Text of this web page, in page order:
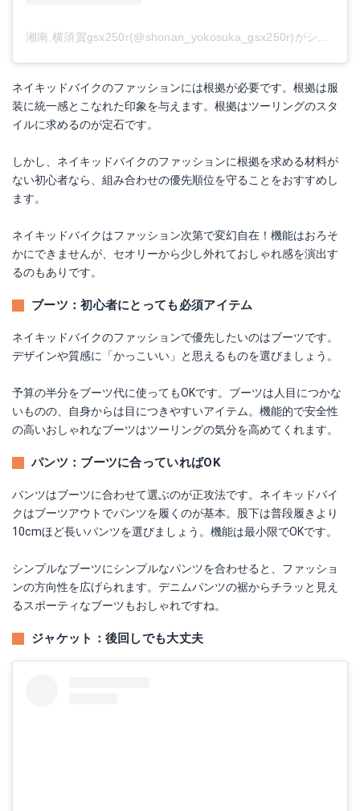
湘南.横須賀gsx250r(@shonan_yokosuka_gsx250r)がシェアした投稿
ネイキッドバイクのファッションには根拠が必要です。根拠は服
装に統一感とこなれた印象を与えます。根拠はツーリングのスタ
イルに求めるのが定石です。
しかし、ネイキッドバイクのファッションに根拠を求める材料が
ない初心者なら、組み合わせの優先順位を守ることをおすすめし
ます。
ネイキッドバイクはファッション次第で変幻自在！機能はおろそ
かにできませんが、セオリーから少し外れておしゃれ感を演出す
るのもありです。
ブーツ：初心者にとっても必須アイテム
ネイキッドバイクのファッションで優先したいのはブーツです。
デザインや質感に「かっこいい」と思えるものを選びましょう。
予算の半分をブーツ代に使ってもOKです。ブーツは人目につかな
いものの、自身からは目につきやすいアイテム。機能的で安全性
の高いおしゃれなブーツはツーリングの気分を高めてくれます。
パンツ：ブーツに合っていればOK
パンツはブーツに合わせて選ぶのが正攻法です。ネイキッドバイ
クはブーツアウトでパンツを履くのが基本。股下は普段履きより
10cmほど長いパンツを選びましょう。機能は最小限でOKです。
シンプルなブーツにシンプルなパンツを合わせると、ファッショ
ンの方向性を広げられます。デニムパンツの裾からチラッと見え
るスポーティなブーツもおしゃれですね。
ジャケット：後回しでも大丈夫